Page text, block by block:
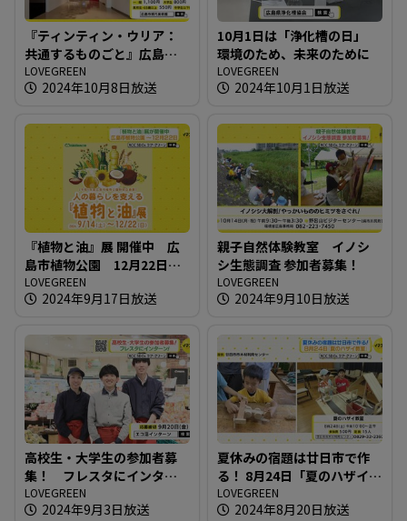
『ティンティン・ウリア：
共通するものごと』広島市
現代美術館で初個展
LOVEGREEN
2024年10月8日放送
10月1日は「浄化槽の日」
環境のため、未来のために
LOVEGREEN
2024年10月1日放送
『植物と油』展 開催中 広
島市植物公園 12月22日ま
で
LOVEGREEN
2024年9月17日放送
親子自然体験教室 イノシ
シ生態調査 参加者募集！
LOVEGREEN
2024年9月10日放送
高校生・大学生の参加者募
集！ フレスタにインター
ン！
LOVEGREEN
2024年9月3日放送
夏休みの宿題は廿日市で作
る！ 8月24日「夏のハザイ教
室」
LOVEGREEN
2024年8月20日放送